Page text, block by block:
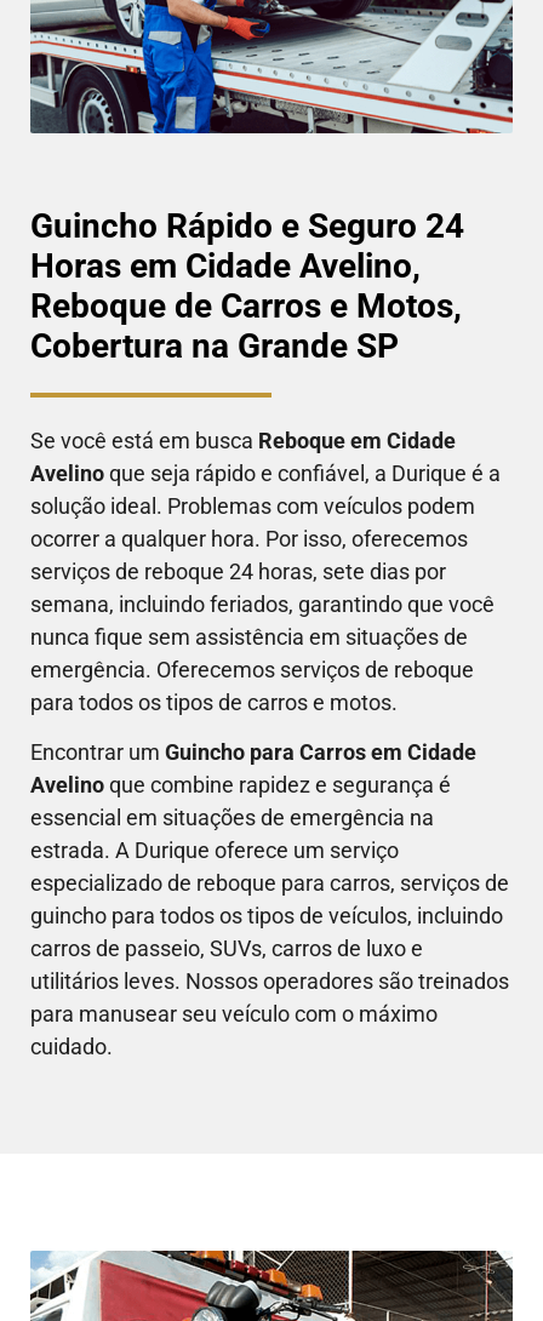
Guincho Rápido e Seguro 24
Horas em Cidade Avelino,
Reboque de Carros e Motos,
Cobertura na Grande SP
Se você está em busca Reboque em Cidade
Avelinoque seja rápido e confiável, a Durique é a
solução ideal. Problemas com veículos podem
ocorrer a qualquer hora. Por isso, oferecemos
serviços de reboque 24 horas, sete dias por
semana, incluindo feriados, garantindo que você
nunca fique sem assistência em situações de
emergência. Oferecemos serviços de reboque
para todos os tipos de carros e motos.
Encontrar um Guincho para Carros em Cidade
Avelinoque combine rapidez e segurança é
essencial em situações de emergência na
estrada. A Durique oferece um serviço
especializado de reboque para carros, serviços de
guincho para todos os tipos de veículos, incluindo
carros de passeio, SUVs, carros de luxo e
utilitários leves. Nossos operadores são treinados
para manusear seu veículo com o máximo
cuidado.